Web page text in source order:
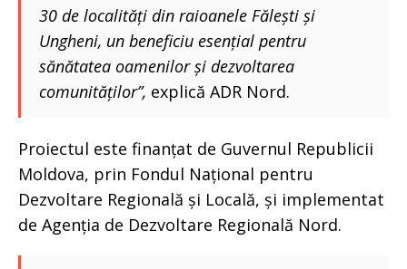
30 de localități din raioanele Fălești și
Ungheni, un beneficiu esențial pentru
sănătatea oamenilor și dezvoltarea
comunităților”, explică ADR Nord.
Proiectul este finanțat de Guvernul Republicii
Moldova, prin Fondul Național pentru
Dezvoltare Regională și Locală, și implementat
de Agenția de Dezvoltare Regională Nord.